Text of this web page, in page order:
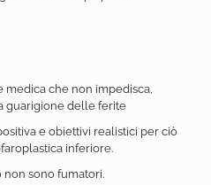
medica che non impedisca,
guarigione delle ferite
e obiettivi realistici per ciò
inferiore.
non sono fumatori.